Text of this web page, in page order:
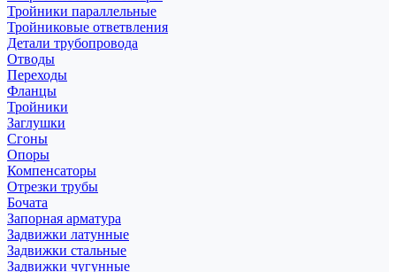
Тройники параллельные
Тройниковые ответвления
Детали трубопровода
Отводы
Переходы
Фланцы
Тройники
Заглушки
Сгоны
Опоры
Компенсаторы
Отрезки трубы
Бочата
Запорная арматура
Задвижки латунные
Задвижки стальные
Задвижки чугунные